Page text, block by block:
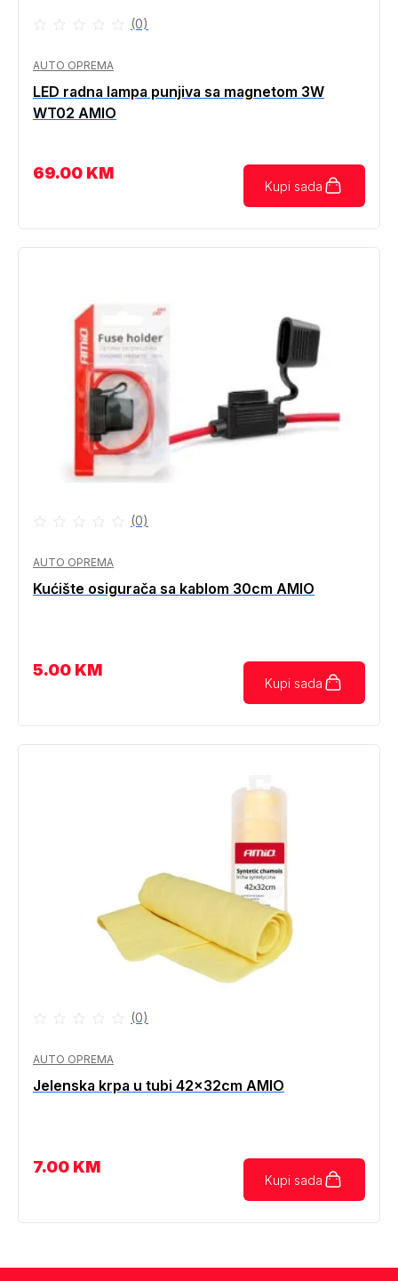
(0)
AUTO OPREMA
LED radna lampa punjiva sa magnetom 3W
WT02 AMIO
69.00 KM
Kupi sada
(0)
AUTO OPREMA
Kućište osigurača sa kablom 30cm AMIO
5.00 KM
Kupi sada
(0)
AUTO OPREMA
Jelenska krpa u tubi 42x32cm AMIO
7.00 KM
Kupi sada